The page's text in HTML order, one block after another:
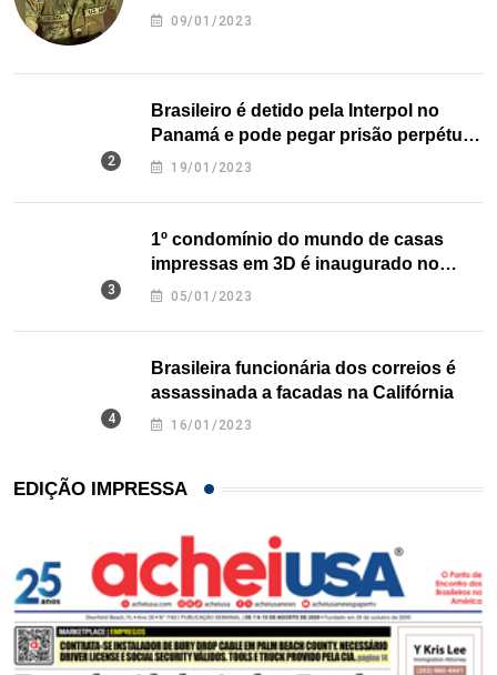
09/01/2023
Brasileiro é detido pela Interpol no
Panamá e pode pegar prisão perpétua
nos EUA
19/01/2023
1º condomínio do mundo de casas
impressas em 3D é inaugurado no
Texas
05/01/2023
Brasileira funcionária dos correios é
assassinada a facadas na Califórnia
16/01/2023
EDIÇÃO IMPRESSA